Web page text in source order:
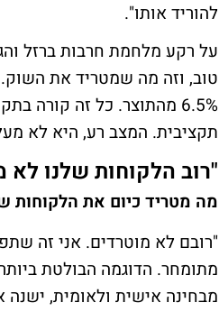
להוריד אותו".
על רקע מלחמת חרבות ברזל
6.5% מהתוצר. כל זה
תקציבית. המצב רע, היא לא
"רוב הלקוחות שלנו לא
מה מטריד כיום את הלקוחות
"רובם לא מוטרדים. אני זה
מתומחר. הדוגמה הבולטת
מבחינה אישית ולאומית,